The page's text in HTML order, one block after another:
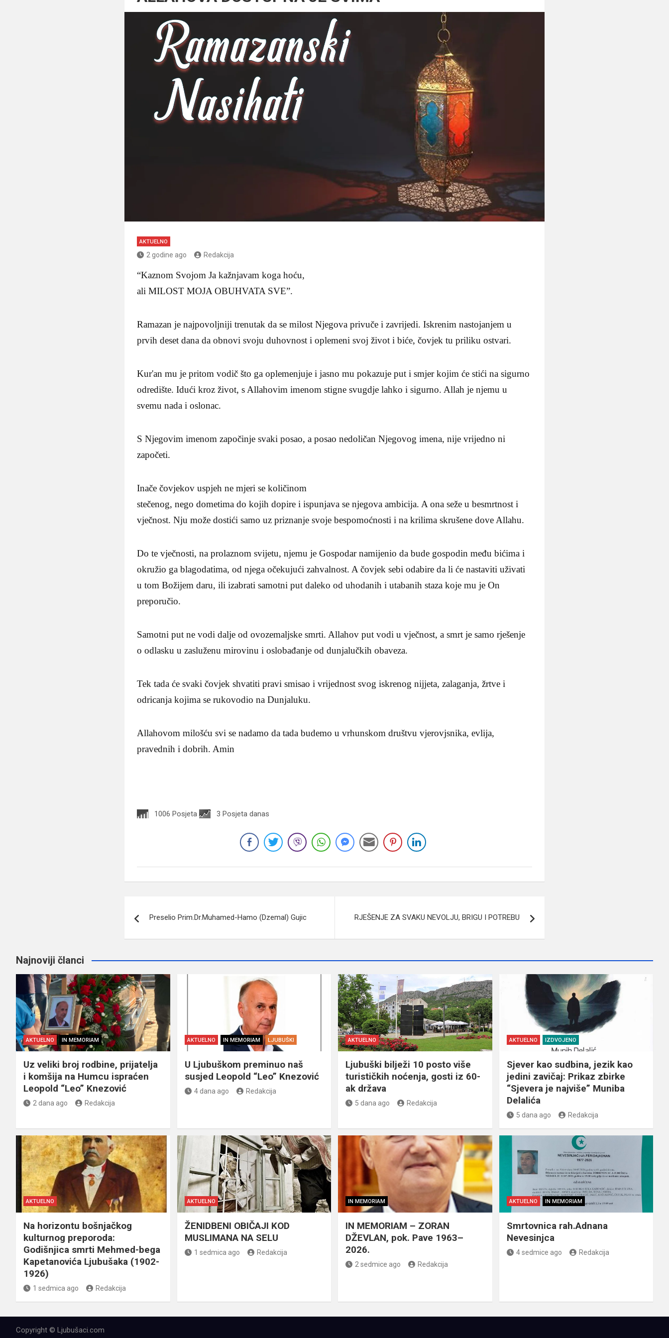
AKTUELNO
2 godine ago Redakcija
“Kaznom Svojom Ja kažnjavam koga hoću,
ali MILOST MOJA OBUHVATA SVE”.
Ramazan je najpovoljniji trenutak da se milost Njegova privuče i zavrijedi. Iskrenim nastojanjem u
prvih deset dana da obnovi svoju duhovnost i oplemeni svoj život i biće, čovjek tu priliku ostvari.
Kur'an mu je pritom vodič što ga oplemenjuje i jasno mu pokazuje put i smjer kojim će stići na sigurno
odredište. Idući kroz život, s Allahovim imenom stigne svugdje lahko i sigurno. Allah je njemu u
svemu nada i oslonac.
S Njegovim imenom započinje svaki posao, a posao nedoličan Njegovog imena, nije vrijedno ni
započeti.
Inače čovjekov uspjeh ne mjeri se količinom
stečenog, nego dometima do kojih dopire i ispunjava se njegova ambicija. A ona seže u besmrtnost i
vječnost. Nju može dostići samo uz priznanje svoje bespomoćnosti i na krilima skrušene dove Allahu.
Do te vječnosti, na prolaznom svijetu, njemu je Gospodar namijenio da bude gospodin među bićima i
okružio ga blagodatima, od njega očekujući zahvalnost. A čovjek sebi odabire da li će nastaviti uživati
u tom Božijem daru, ili izabrati samotni put daleko od uhodanih i utabanih staza koje mu je On
preporučio.
Samotni put ne vodi dalje od ovozemaljske smrti. Allahov put vodi u vječnost, a smrt je samo rješenje
o odlasku u zasluženu mirovinu i oslobađanje od dunjalučkih obaveza.
Tek tada će svaki čovjek shvatiti pravi smisao i vrijednost svog iskrenog nijjeta, zalaganja, žrtve i
odricanja kojima se rukovodio na Dunjaluku.
Allahovom milošću svi se nadamo da tada budemo u vrhunskom društvu vjerovjsnika, evlija,
pravednih i dobrih. Amin
1006 Posjeta 3 Posjeta danas
članaka
Preselio Prim.Dr.Muhamed-Hamo (Dzemal) Gujic RJEŠENJE ZA SVAKU NEVOLJU, BRIGU I POTREBU
Najnoviji članci
AKTUELNO IN MEMORIAM
Uz veliki broj rodbine, prijatelja
i komšija na Humcu ispraćen
Leopold “Leo” Knezović
2 dana ago Redakcija
AKTUELNO IN MEMORIAM LJUBUŠKI
U Ljubuškom preminuo naš
susjed Leopold “Leo” Knezović
4 dana ago Redakcija
AKTUELNO
Ljubuški bilježi 10 posto više
turističkih noćenja, gosti iz 60-
ak država
5 dana ago Redakcija
AKTUELNO IZDVOJENO
Sjever kao sudbina, jezik kao
jedini zavičaj: Prikaz zbirke
“Sjevera je najviše” Muniba
Delalića
5 dana ago Redakcija
AKTUELNO
Na horizontu bošnjačkog
kulturnog preporoda:
Godišnjica smrti Mehmed-bega
Kapetanovića Ljubušaka (1902-
1926)
1 sedmica ago Redakcija
AKTUELNO
ŽENIDBENI OBIČAJI KOD
MUSLIMANA NA SELU
1 sedmica ago Redakcija
IN MEMORIAM
IN MEMORIAM – ZORAN
DŽEVLAN, pok. Pave 1963–
2026.
2 sedmice ago Redakcija
AKTUELNO IN MEMORIAM
Smrtovnica rah.Adnana
Nevesinjca
4 sedmice ago Redakcija
Copyright © Ljubušaci.com